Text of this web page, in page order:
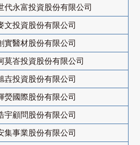
代永富投資股份有限公司
文投資股份有限公司
實醫材股份有限公司
莫峇投資股份有限公司
壵投資股份有限公司
熒國際股份有限公司
宇顧問股份有限公司
集事業股份有限公司